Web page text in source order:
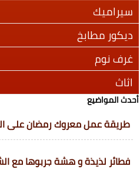
سيراميك
ديكور مطابخ
غرف نوم
اثاث
أحدث المواضيع
طريقة عمل معروك رمضان على
فطائر لذيذة و هشة جربوها مع